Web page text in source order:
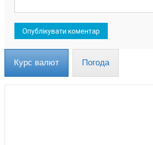
Курс валют Погода